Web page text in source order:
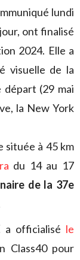
lundi
ont finalisé
2024. Elle a
visuelle de la
(29 mai
la New York
située à 45 km
du 14 au 17
de la 37e
a officialisé le
Class40 pour